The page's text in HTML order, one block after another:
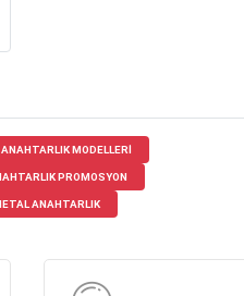
MODELLERI
PROMOSYON
ANAHTARLIK